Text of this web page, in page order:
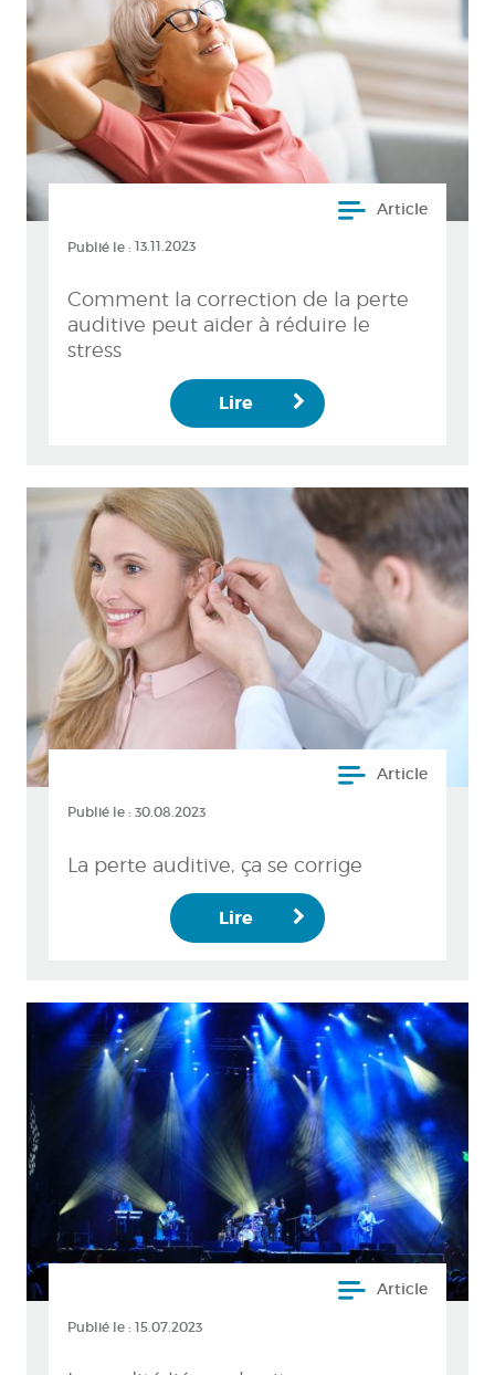
Article
Publié le : 13.11.2023
Comment la correction de la perte
auditive peut aider à réduire le
stress
Lire
Article
Publié le : 30.08.2023
La perte auditive, ça se corrige
Lire
Article
Publié le : 15.07.2023